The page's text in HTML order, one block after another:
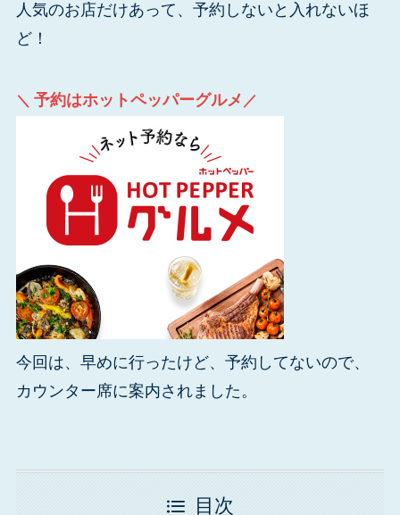
人気のお店だけあって、予約しないと入れないほ
ど！
＼ 予約はホットペッパーグルメ ／
今回は、早めに行ったけど、予約してないので、
カウンター席に案内されました。
目次